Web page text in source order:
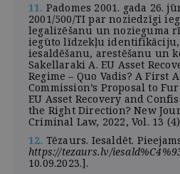
11. Padomes 2001. gada 26.
2001/500/TI par noziedzīgi
legalizēšanu un nozieguma
iegūto līdzekļu identifikāciju,
iesaldēšanu, arestēšanu un
Sakellaraki A. EU Asset
Regime – Quo Vadis? A First
Commission’s Proposal to
EU Asset Recovery and
the Right Direction? New
Criminal Law, 2022, Vol. 13
12. Tēzaurs. Iesaldēt.
https://tezaurs.lv/
10.09.2023.].